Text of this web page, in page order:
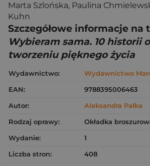
Marta Szlońska, Paulina
Kuhn
Szczegółowe informacje na
Wybieram sama. 10 historii
tworzeniu pięknego życia
Wydawnictwo:
Wydawnictwo
EAN:
9788395006463
Autor:
Aleksandra Pałka
Rodzaj oprawy:
Okładka
Wydanie:
1
Liczba stron:
408